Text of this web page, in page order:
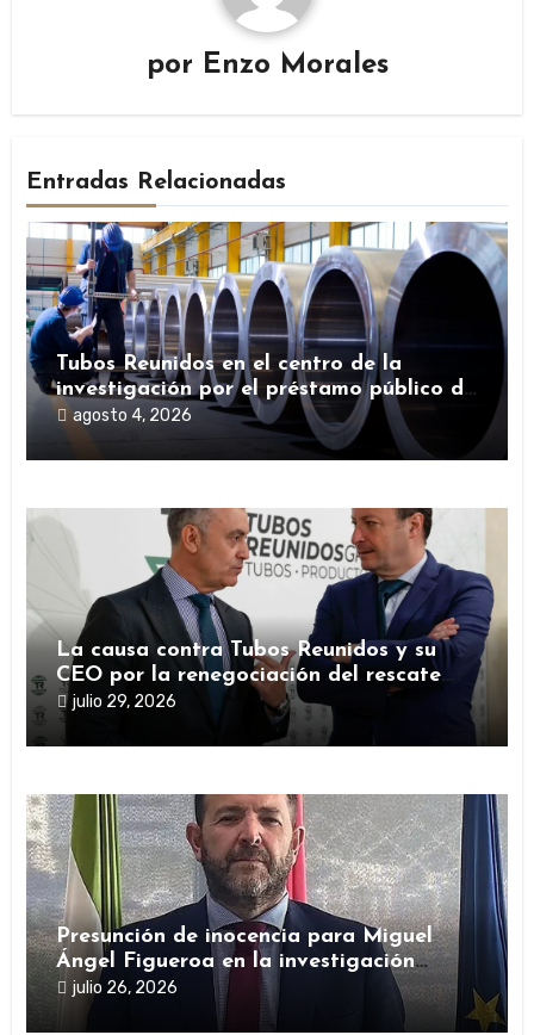
por Enzo Morales
Entradas Relacionadas
Tubos Reunidos en el centro de la
investigación por el préstamo público de
la SEPI durante la pandemia
agosto 4, 2026
La causa contra Tubos Reunidos y su
CEO por la renegociación del rescate
público durante la pandemia
julio 29, 2026
Presunción de inocencia para Miguel
Ángel Figueroa en la investigación
sobre SEPI
julio 26, 2026